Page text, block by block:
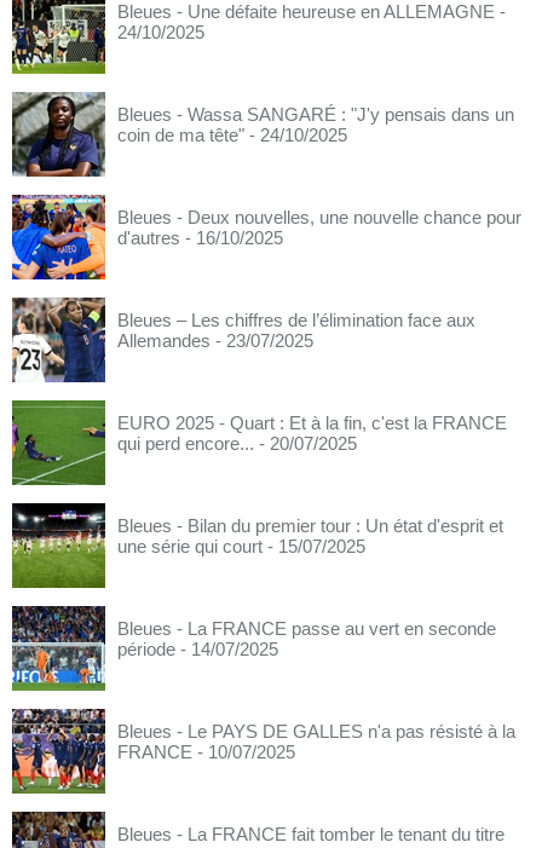
Bleues - Une défaite heureuse en ALLEMAGNE -
24/10/2025
Bleues - Wassa SANGARÉ : "J'y pensais dans un
coin de ma tête" - 24/10/2025
Bleues - Deux nouvelles, une nouvelle chance pour
d'autres - 16/10/2025
Bleues – Les chiffres de l’élimination face aux
Allemandes - 23/07/2025
EURO 2025 - Quart : Et à la fin, c'est la FRANCE
qui perd encore... - 20/07/2025
Bleues - Bilan du premier tour : Un état d'esprit et
une série qui court - 15/07/2025
Bleues - La FRANCE passe au vert en seconde
période - 14/07/2025
Bleues - Le PAYS DE GALLES n'a pas résisté à la
FRANCE - 10/07/2025
Bleues - La FRANCE fait tomber le tenant du titre